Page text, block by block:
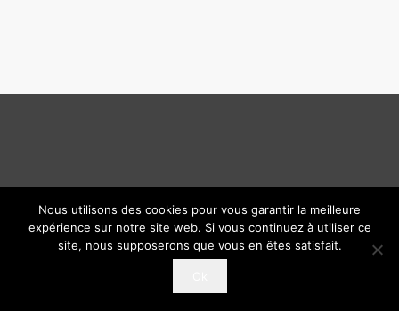
Nous utilisons des cookies pour vous garantir la meilleure
expérience sur notre site web. Si vous continuez à utiliser ce
site, nous supposerons que vous en êtes satisfait.